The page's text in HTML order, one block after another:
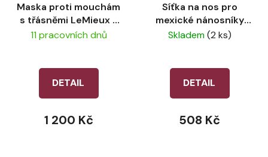
Maska proti mouchám
s třásněmi LeMieux -
Jungle
11 pracovních dnů
DETAIL
1 200 Kč
Síťka na nos pro
mexické nánosníky
LeMieux Grackle
Skladem(2 ks)
DETAIL
508 Kč